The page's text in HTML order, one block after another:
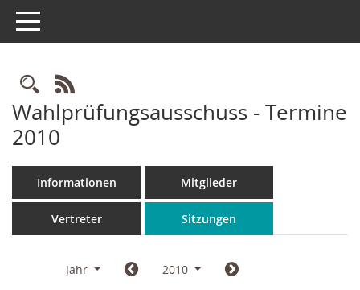
Toggle navigation
Rechercheauswahl
RSS-Feed
Wahlprüfungsausschuss - Termine
2010
Informationen Mitglieder
Vertreter Sitzungen
Jahr
2010